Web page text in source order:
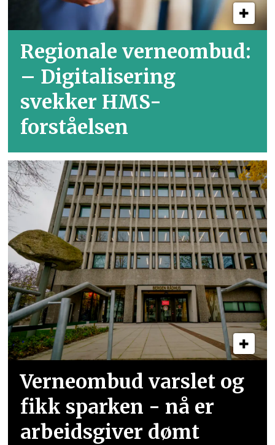
Regionale verneombud:
– Digitalisering
svekker HMS-
forståelsen
Verneombud varslet og
fikk sparken - nå er
arbeidsgiver dømt